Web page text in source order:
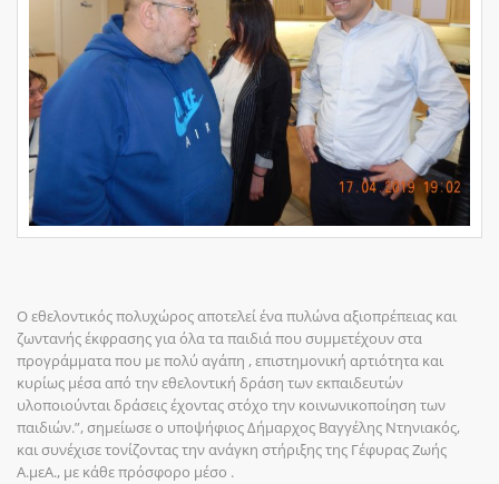
Ο εθελοντικός πολυχώρος αποτελεί ένα πυλώνα αξιοπρέπειας και
ζωντανής έκφρασης για όλα τα παιδιά που συμμετέχουν στα
προγράμματα που με πολύ αγάπη , επιστημονική αρτιότητα και
κυρίως μέσα από την εθελοντική δράση των εκπαιδευτών
υλοποιούνται δράσεις έχοντας στόχο την κοινωνικοποίηση των
παιδιών.”, σημείωσε ο υποψήφιος Δήμαρχος Βαγγέλης Ντηνιακός,
και συνέχισε τονίζοντας την ανάγκη στήριξης της Γέφυρας Ζωής
Α.μεΑ., με κάθε πρόσφορο μέσο .